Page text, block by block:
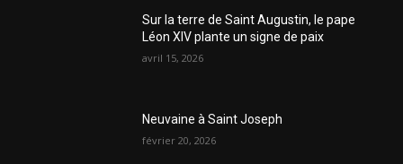
Sur la terre de Saint Augustin, le pape
Léon XIV plante un signe de paix
avril 15, 2026
Neuvaine à Saint Joseph
février 20, 2026